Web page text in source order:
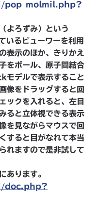
よろずみ）という
いるビューワーを利用
表示のほか、きりかえ
をボール、原子間結合
デルで表示すること
像をドラッグすると回
ックを入れると、左目
ると立体視できる表示
を見ながらマウスで回
すると目がなれて本当
れますので是非試して
あります。
doc.php?